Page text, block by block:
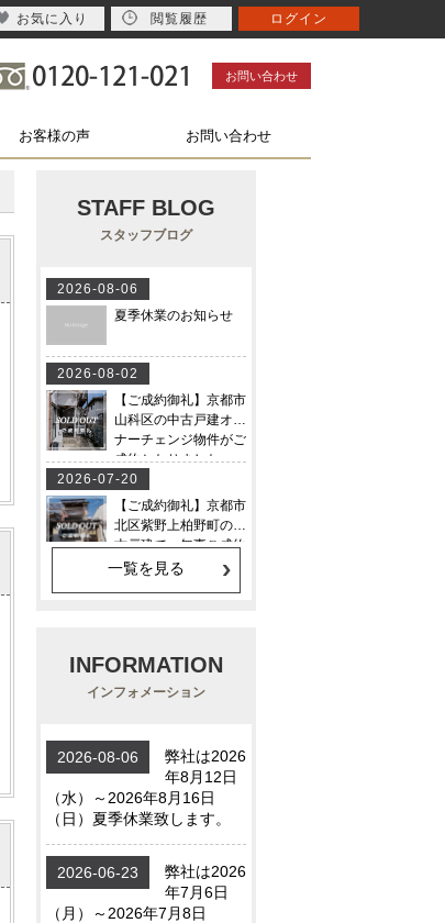
お問い合わせ
お客様の声 お問い合わせ
STAFF BLOG
スタッフブログ
一覧を見る
INFORMATION
インフォメーション
お気に入り 閲覧履歴 ログイン